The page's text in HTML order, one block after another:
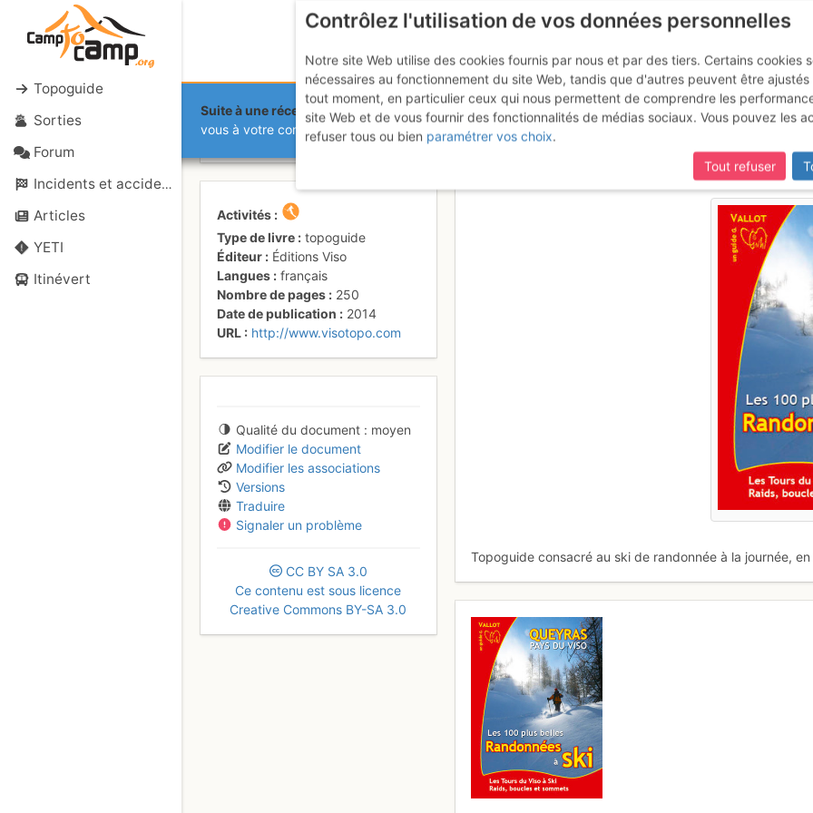
Topoguide
Sorties
Forum
Incidents et accidents
Articles
YETI
Itinévert
Suite à une récente et importante mise à jour du site,si certaines pages ne sont plus accessibles,
vous à votre compte sur le site.
Queyras Pays du Viso - les 100 plus belles
Activités
Type de livre
topoguide
Éditeur
Éditions Viso
Langues
français
Nombre de pages
250
Date de publication
2014
URL
http://www.visotopo.com
Qualité du document
moyen
Modifier le document
Modifier les associations
Versions
Traduire
Signaler un problème
CC BY SA 3.0
Ce contenu est sous licence
Creative Commons BY-SA 3.0
Topoguide consacré au ski de randonnée à la journée,
Contrôlez l'utilisation de vos données personnelles
Notre site Web utilise des cookies fournis par nous et par des tiers. Certains cookies
nécessaires au fonctionnement du site Web, tandis que d'autres peuvent être ajustés
tout moment, en particulier ceux qui nous permettent de comprendre les
site Web et de vous fournir des fonctionnalités de médias sociaux. Vous pouvez les
refuser tous ou bien paramétrer vos choix.
Tout refuser